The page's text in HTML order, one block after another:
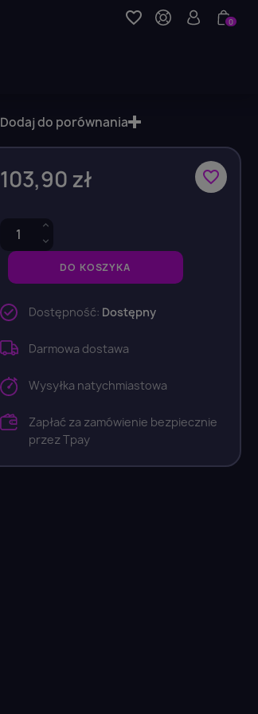
favorite_border 0
favorite_border
103,90 zł
DO KOSZYKA
Dodaj do porównania
Dostępność: Dostępny
Darmowa dostawa
Wysyłka natychmiastowa
Zapłać za zamówienie bezpiecznie
przez Tpay